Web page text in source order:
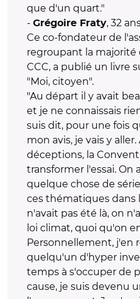
que d'un quart."
- Grégoire Fraty, 32
Ce co-fondateur de
regroupant la majorité
CCC, a publié un livre
"Moi, citoyen".
"Au départ il y avait
et je ne connaissais
suis dit, pour une fois
mon avis, je vais y
déceptions, la
transformer l'essai. On
quelque chose de
ces thématiques dans
n'avait pas été là, on
loi climat, quoi qu'on
Personnellement, j'en
quelqu'un d'hyper
temps à s'occuper de
cause, je suis devenu